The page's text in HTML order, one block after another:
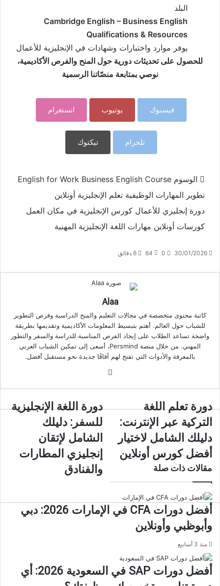
البلد
Cambridge English – Business English
Qualifications & Resources
يوفر موارد واختبارات وشهادات في الإنجليزية للأعمال
للحصول على تحديثات دورية حول المنح والفرص الأكاديمية،
نوصي بمتابعة منصّاتنا الرسمية
فيسبوك يوتيوب انستغرام
تلجرام تيكتوك
الوسوم Business English Course
English for Work
تطوير المهارات الوظيفية تعلم الإنجليزية أونلاين
دورة إنجليزي للأعمال كورس الإنجليزية في مكان العمل
كورسات أونلاين مهارات اللغة الإنجليزية المهنية
30/01/2026
0
64
Alaa
كاتبة محتوى متخصصة في مجالات التعليم والمنح الدراسية وفرص التطوير
للشباب حول العالم. أهتم بتبسيط المعلومات الأكاديمية وتقديمها بطريقة
واضحة تساعد الطلاب على إيجاد الفرص المناسبة للدراسة والسفر والتطور
المهني. من خلال منصة Persmind، أسعى إلى تمكين الشباب العربي
بالمعرفة والأدوات التي تفتح لهم آفاقًا جديدة نحو مستقبل أفضل.
دورة
تعلم
اللغة
التركية
عبر
الإنترنت:
دليلك
لاختيار
أفضل
كورس
أونلاين
دورة تعلم اللغة
التركية عبر الإنترنت:
دليلك الشامل لاختيار
أفضل كورس أونلاين
دورة
اللغة
الإنجليزية
للسفر:
دليلك
الشامل
لإتقان
إنجليزي
دورة اللغة الإنجليزية
للسفر: دليلك
الشامل لإتقان
إنجليزي المطارات
والفنادق
مقالات ذات صلة
أفضل دورات CFA في الإمارات 2026: دبي
وأبوظبي وأونلاين
منذ 3 أسابيع
أفضل دورات SAP في السعودية 2026: أي